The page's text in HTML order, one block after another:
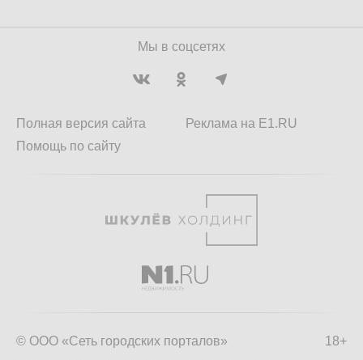
Мы в соцсетях
Полная версия сайта
Помощь по сайту
Реклама на E1.RU
18+
© ООО «Сеть городских порталов»